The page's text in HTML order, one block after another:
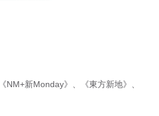
《NM+新Monday》 《東方新地》